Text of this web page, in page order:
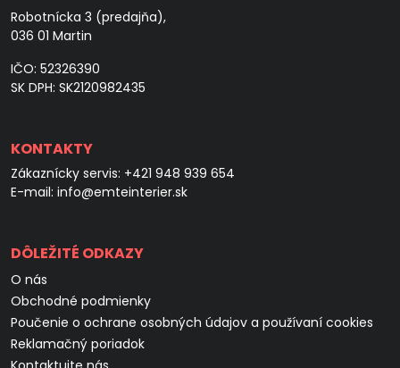
Robotnícka 3 (predajňa),
036 01 Martin
IČO: 52326390
SK DPH: SK2120982435
KONTAKTY
Zákaznícky servis: +421 948 939 654
E-mail: info@emteinterier.sk
DÔLEŽITÉ ODKAZY
O nás
Obchodné podmienky
Poučenie o ochrane osobných údajov a používaní cookies
Reklamačný poriadok